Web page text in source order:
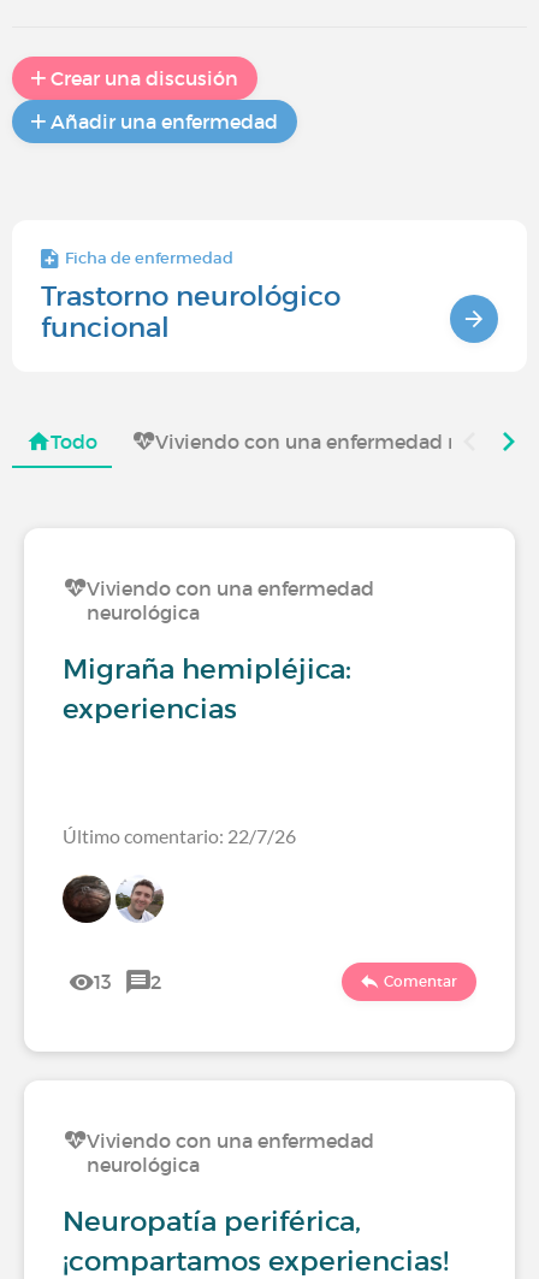
Crear una discusión
Añadir una enfermedad
Ficha de enfermedad
Trastorno neurológico
funcional
Todo Viviendo con una enfermedad
Viviendo con una enfermedad
neurológica
Migraña hemipléjica:
experiencias
Último comentario: 22/7/26
13 2 Comentar
Viviendo con una enfermedad
neurológica
Neuropatía periférica,
¡compartamos experiencias!